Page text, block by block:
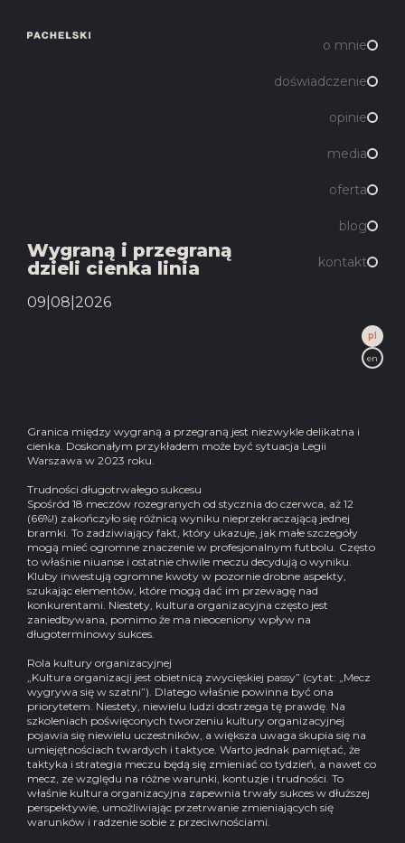
o mnie
doświadczenie
opinie
media
oferta
blog
kontakt
pl
en
Wygraną i przegraną
dzieli cienka linia
09|08|2026
Granica między wygraną a przegraną jest niezwykle delikatna i
cienka. Doskonałym przykładem może być sytuacja Legii
Warszawa w 2023 roku.
Trudności długotrwałego sukcesu
Spośród 18 meczów rozegranych od stycznia do czerwca, aż 12
(66%!) zakończyło się różnicą wyniku nieprzekraczającą jednej
bramki. To zadziwiający fakt, który ukazuje, jak małe szczegóły
mogą mieć ogromne znaczenie w profesjonalnym futbolu. Często
to właśnie niuanse i ostatnie chwile meczu decydują o wyniku.
Kluby inwestują ogromne kwoty w pozornie drobne aspekty,
szukając elementów, które mogą dać im przewagę nad
konkurentami. Niestety, kultura organizacyjna często jest
zaniedbywana, pomimo że ma nieoceniony wpływ na
długoterminowy sukces.
Rola kultury organizacyjnej
„Kultura organizacji jest obietnicą zwycięskiej passy” (cytat: „Mecz
wygrywa się w szatni”). Dlatego właśnie powinna być ona
priorytetem. Niestety, niewielu ludzi dostrzega tę prawdę. Na
szkoleniach poświęconych tworzeniu kultury organizacyjnej
pojawia się niewielu uczestników, a większa uwaga skupia się na
umiejętnościach twardych i taktyce. Warto jednak pamiętać, że
taktyka i strategia meczu będą się zmieniać co tydzień, a nawet co
mecz, ze względu na różne warunki, kontuzje i trudności. To
właśnie kultura organizacyjna zapewnia trwały sukces w dłuższej
perspektywie, umożliwiając przetrwanie zmieniających się
warunków i radzenie sobie z przeciwnościami.